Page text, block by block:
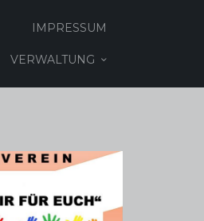
IMPRESSUM
VERWALTUNG